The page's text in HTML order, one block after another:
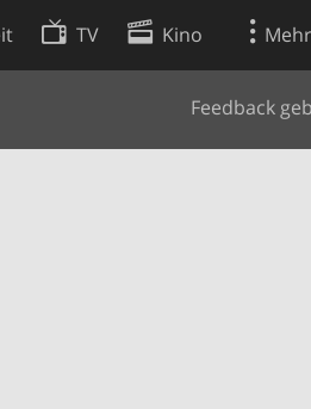
TV Kino Mehr
Feedback